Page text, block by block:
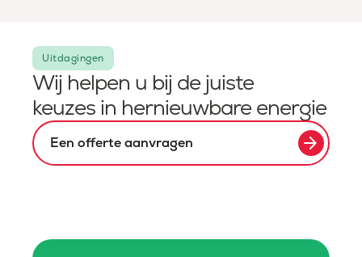
Uitdagingen
Wij helpen u bij de juiste
keuzes in hernieuwbare energie
Een offerte aanvragen arrow_forward